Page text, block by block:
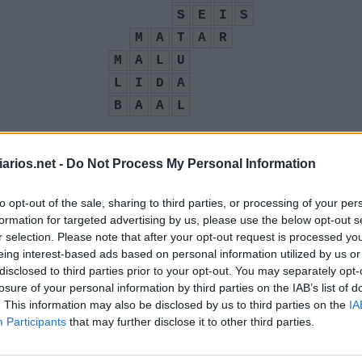
- Do Not Process My Personal Information
opt-out of the sale, sharing to third parties, or processing of your
for targeted advertising by us, please use the below opt-out
selection. Please note that after your opt-out request is processed
interest-based ads based on personal information utilized by us
to third parties prior to your opt-out. You may separately
of your personal information by third parties on the IAB’s list of
This information may also be disclosed by us to third parties on the
Participants that may further disclose it to other third parties.
S
E I
S
M
A T A
R
M
A L
U
L
I D
A
B
A A L
um emirado:
cristã: